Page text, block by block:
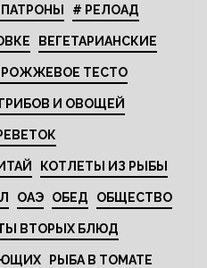
# РЕЛОАД
ВЕГЕТАРИАНСКИЕ
ТЕСТО
И ОВОЩЕЙ
КОТЛЕТЫ ИЗ РЫБЫ
ОАЭ ОБЕД ОБЩЕСТВО
ВТОРЫХ БЛЮД
РЫБА В ТОМАТЕ